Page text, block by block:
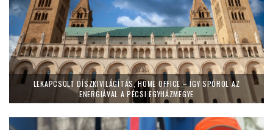
LEKAPCSOLT DÍSZKIVILÁGÍTÁS, HOME OFFICE – ÍGY SPÓROL AZ
ENERGIÁVAL A PÉCSI EGYHÁZMEGYE